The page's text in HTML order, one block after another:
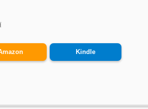
Kindle